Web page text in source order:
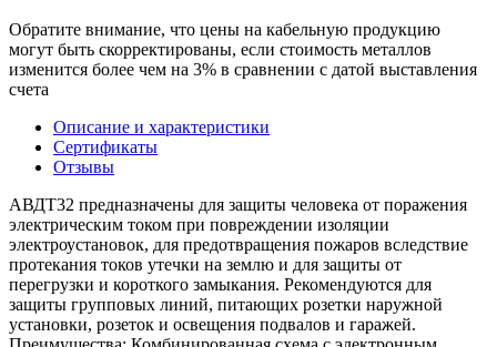
Обратите внимание, что цены на кабельную продукцию
могут быть скорректированы, если стоимость металлов
изменится более чем на 3% в сравнении с датой выставления
счета
Описание и характеристики
Сертификаты
Отзывы
АВДТ32 предназначены для защиты человека от поражения
электрическим током при повреждении изоляции
электроустановок, для предотвращения пожаров вследствие
протекания токов утечки на землю и для защиты от
перегрузки и короткого замыкания. Рекомендуются для
защиты групповых линий, питающих розетки наружной
установки, розеток и освещения подвалов и гаражей.